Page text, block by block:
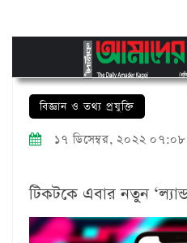
বিজ্ঞান ও তথ্য প্রযুক্তি
১৭ ডিসেম্বর, ২০২২ ০৭:০৮
টিকটকে এবার নতুন